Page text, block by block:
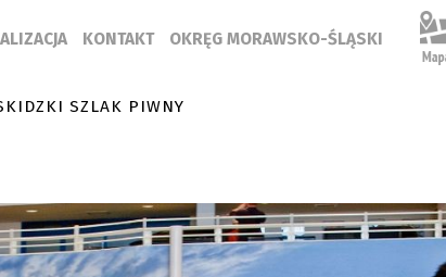
KONTAKT OKRĘG MORAWSKO-ŚLĄSKI
SZLAK PIWNY